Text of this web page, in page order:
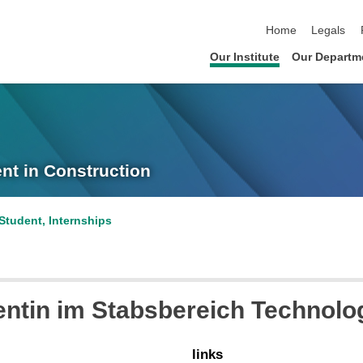
Home
Legals
Our Institute Our
in Construction
Internships
im Stabsbereich
links